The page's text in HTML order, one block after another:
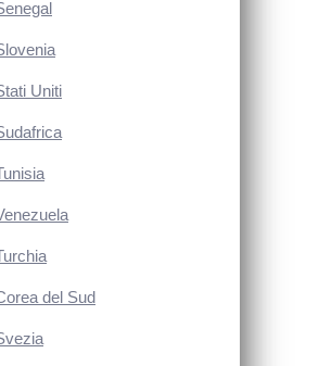
Uniti
del Sud